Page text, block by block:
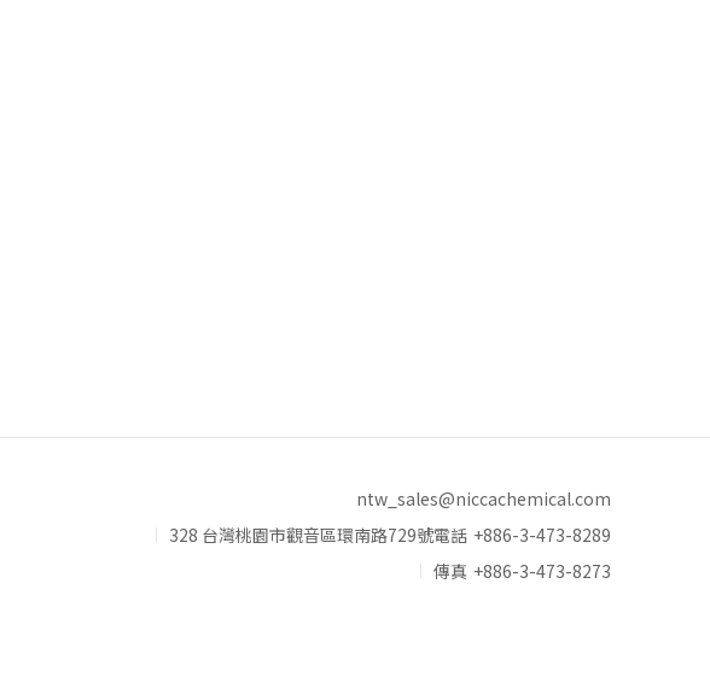
ntw_sales@niccachemical.com
328 台灣桃園市觀音區環南路729號電話 +886-3-473-8289
傳真 +886-3-473-8273